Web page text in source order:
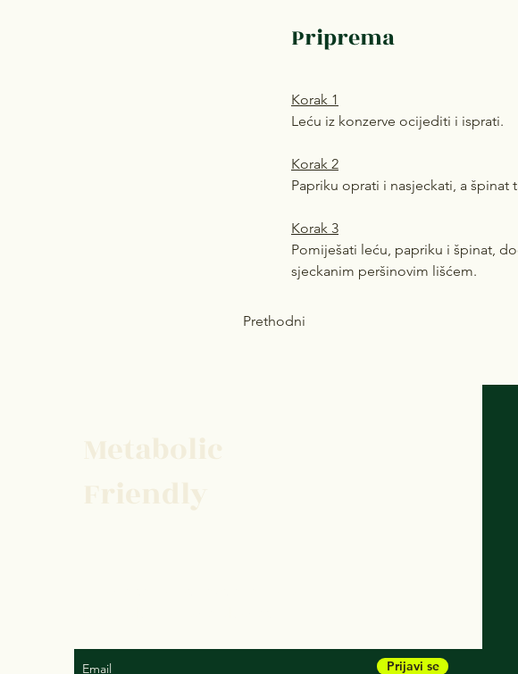
Priprema
Korak 1
Leću iz konzerve ocijediti i isprati.
Korak 2
Papriku oprati i nasjeckati, a
Korak 3
Pomiješati leću, papriku i špinat,
sjeckanim peršinovim lišćem.
Prethodni
Metabolic
Friendly
Prijavi se